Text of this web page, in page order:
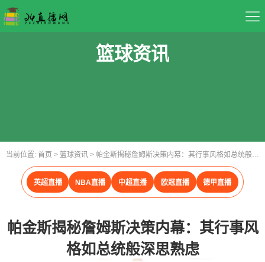
首页
重要赛事
资讯
录像
篮球资讯
当前位置: 首页 > 篮球资讯 > 帕金斯揭秘詹姆斯决策内幕：其行事风格如总统般深思熟虑
英超直播 NBA直播 中超直播 欧冠直播 德甲直播
帕金斯揭秘詹姆斯决策内幕：其行事风
格如总统般深思熟虑